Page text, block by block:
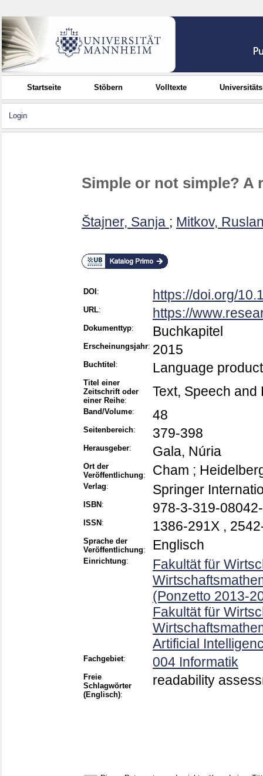
Startseite Stöbern Volltexte
Login
Simple or not simple? A
Štajner, Sanja ; Mitkov,
DOI : https://doi.org/
URL: https://
Dokumenttyp: Buchkapitel
Erscheinungsjahr: 2015
Buchtitel : Language
Titel einer
Zeitschrift oder
einer Reihe:
Text, Speech and
Band/Volume: 48
Seitenbereich: 379-398
Herausgeber: Gala, Núria
Ort der
Veröffentlichung: Cham ;
Verlag: Springer
ISBN : 978-3-319-
ISSN : 1386-291X ,
Sprache der
Veröffentlichung: Englisch
Einrichtung:
Fakultät für
(Ponzetto 2013-
Fakultät für
Artificial
Fachgebiet: 004 Informatik
Freie
Schlagwörter
(Englisch):
readability